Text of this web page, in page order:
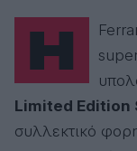
Η Ferrari μεταφέρει τη φιλοσοφία των
Limited Edition
συλλεκτικό